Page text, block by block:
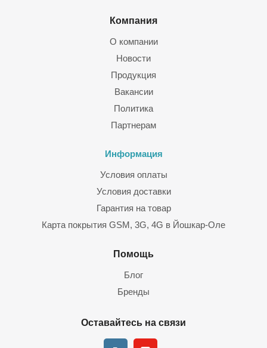
Компания
О компании
Новости
Продукция
Вакансии
Политика
Партнерам
Информация
Условия оплаты
Условия доставки
Гарантия на товар
Карта покрытия GSM, 3G, 4G в Йошкар-Оле
Помощь
Блог
Бренды
Оставайтесь на связи